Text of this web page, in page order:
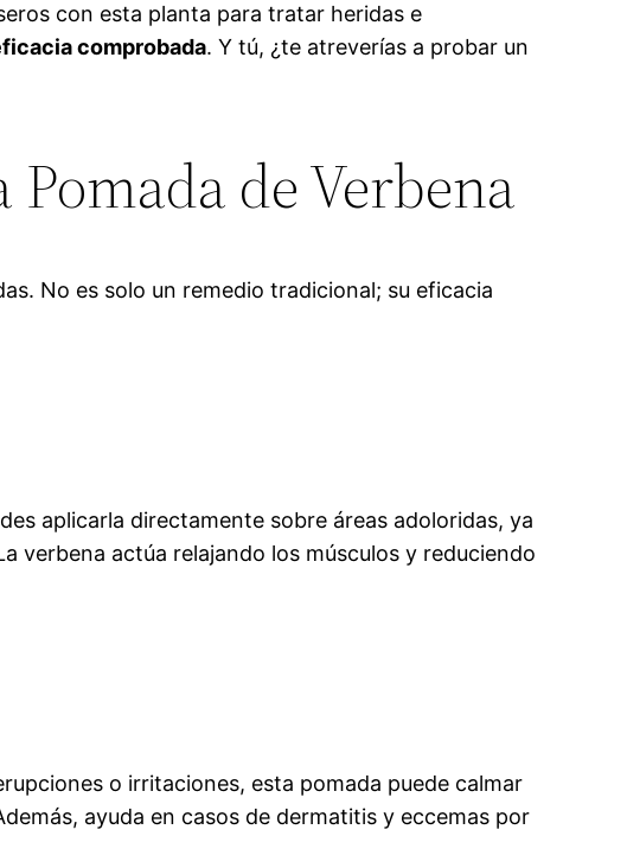
con esta planta para tratar heridas e
comprobada. Y tú, ¿te atreverías a probar un
de Verbena
No es solo un remedio tradicional; su eficacia
aplicarla directamente sobre áreas adoloridas, ya
verbena actúa relajando los músculos y reduciendo
o irritaciones, esta pomada puede calmar
ayuda en casos de dermatitis y eccemas por